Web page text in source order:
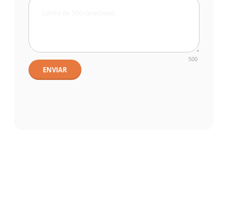
500
ENVIAR